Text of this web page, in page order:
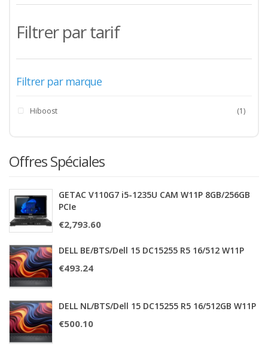
Filtrer par tarif
Filtrer par marque
Hiboost (1)
Offres Spéciales
GETAC V110G7 i5-1235U CAM W11P 8GB/256GB
PCIe
€2,793.60
DELL BE/BTS/Dell 15 DC15255 R5 16/512 W11P
€493.24
DELL NL/BTS/Dell 15 DC15255 R5 16/512GB W11P
€500.10